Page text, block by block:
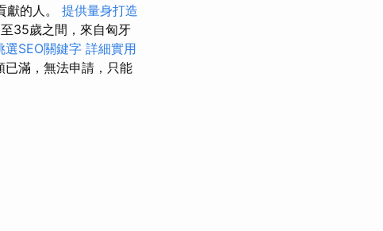
獻的人。 提供量身打造
35歲之間，來自匈牙
選SEO關鍵字 詳細實用
已滿，無法申請，只能